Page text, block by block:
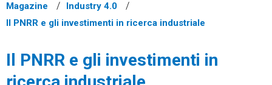
Magazine
Industry 4.0
Il PNRR e gli investimenti in ricerca industriale
Il PNRR e gli investimenti in